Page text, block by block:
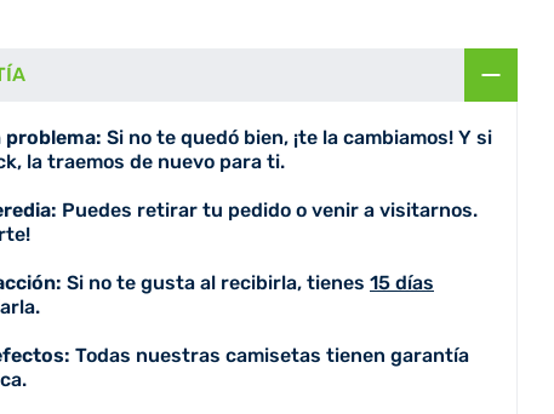
problema: Si no te quedó bien, ¡te la cambiamos! Y si
la traemos de nuevo para ti.
Puedes retirar tu pedido o venir a visitarnos.
Si no te gusta al recibirla, tienes 15 días
Todas nuestras camisetas tienen garantía